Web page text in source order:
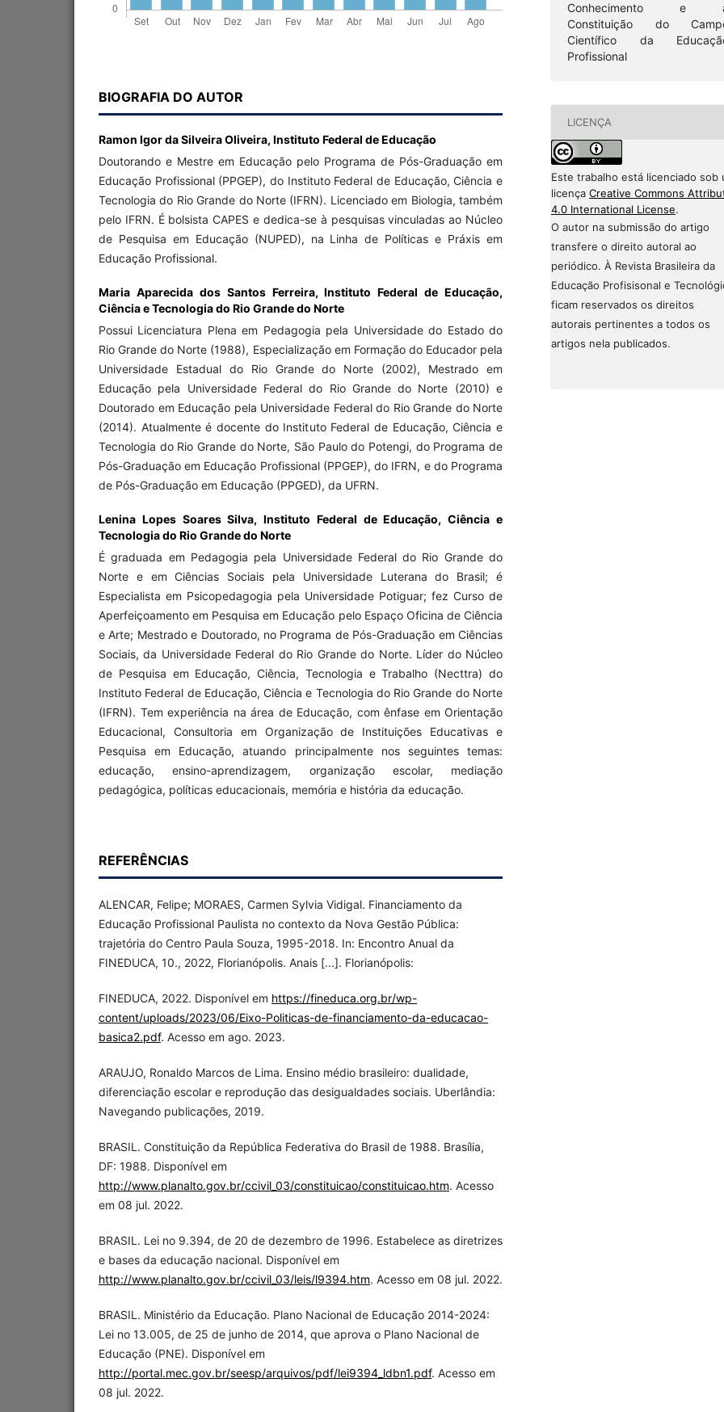
BIOGRAFIA DO AUTOR
Ramon Igor da Silveira Oliveira, Instituto Federal de Educação
Doutorando e Mestre em Educação pelo Programa de Pós-Graduação em
Educação Profissional (PPGEP), do Instituto Federal de Educação, Ciência e
Tecnologia do Rio Grande do Norte (IFRN). Licenciado em Biologia, também
pelo IFRN. É bolsista CAPES e dedica-se à pesquisas vinculadas ao Núcleo
de Pesquisa em Educação (NUPED), na Linha de Políticas e Práxis em
Educação Profissional.
Maria Aparecida dos Santos Ferreira,Instituto Federal de Educação,
Ciência e Tecnologia do Rio Grande do Norte
Possui Licenciatura Plena em Pedagogia pela Universidade do Estado do
Rio Grande do Norte (1988), Especialização em Formação do Educador pela
Universidade Estadual do Rio Grande do Norte (2002), Mestrado em
Educação pela Universidade Federal do Rio Grande do Norte (2010) e
Doutorado em Educação pela Universidade Federal do Rio Grande do Norte
(2014). Atualmente é docente do Instituto Federal de Educação, Ciência e
Tecnologia do Rio Grande do Norte, São Paulo do Potengi, do Programa de
Pós-Graduação em Educação Profissional (PPGEP), do IFRN, e do Programa
de Pós-Graduação em Educação (PPGED), da UFRN.
Lenina Lopes Soares Silva,Instituto Federal de Educação, Ciência e
Tecnologia do Rio Grande do Norte
É graduada em Pedagogia pela Universidade Federal do Rio Grande do
Norte e em Ciências Sociais pela Universidade Luterana do Brasil; é
Especialista em Psicopedagogia pela Universidade Potiguar; fez Curso de
Aperfeiçoamento em Pesquisa em Educação pelo Espaço Oficina de Ciência
e Arte; Mestrado e Doutorado, no Programa de Pós-Graduação em Ciências
Sociais, da Universidade Federal do Rio Grande do Norte. Líder do Núcleo
de Pesquisa em Educação, Ciência, Tecnologia e Trabalho (Necttra) do
Instituto Federal de Educação, Ciência e Tecnologia do Rio Grande do Norte
(IFRN). Tem experiência na área de Educação, com ênfase em Orientação
Educacional, Consultoria em Organização de Instituições Educativas e
Pesquisa em Educação, atuando principalmente nos seguintes temas:
educação, ensino-aprendizagem, organização escolar, mediação
pedagógica, políticas educacionais, memória e história da educação.
REFERÊNCIAS
ALENCAR, Felipe; MORAES, Carmen Sylvia Vidigal. Financiamento da
Educação Profissional Paulista no contexto da Nova Gestão Pública:
trajetória do Centro Paula Souza, 1995-2018. In: Encontro Anual da
FINEDUCA, 10., 2022, Florianópolis. Anais [...]. Florianópolis:
FINEDUCA, 2022. Disponível em https://fineduca.org.br/wp-
content/uploads/2023/06/Eixo-Politicas-de-financiamento-da-educacao-
basica2.pdf. Acesso em ago. 2023.
ARAUJO, Ronaldo Marcos de Lima. Ensino médio brasileiro: dualidade,
diferenciação escolar e reprodução das desigualdades sociais. Uberlândia:
Navegando publicações, 2019.
BRASIL. Constituição da República Federativa do Brasil de 1988. Brasília,
DF: 1988. Disponível em
http://www.planalto.gov.br/ccivil_03/constituicao/constituicao.htm. Acesso
em 08 jul. 2022.
BRASIL. Lei no 9.394, de 20 de dezembro de 1996. Estabelece as diretrizes
e bases da educação nacional. Disponível em
http://www.planalto.gov.br/ccivil_03/leis/l9394.htm. Acesso em 08 jul. 2022.
BRASIL. Ministério da Educação. Plano Nacional de Educação 2014-2024:
Lei no 13.005, de 25 de junho de 2014, que aprova o Plano Nacional de
Educação (PNE). Disponível em
http://portal.mec.gov.br/seesp/arquivos/pdf/lei9394_ldbn1.pdf. Acesso em
08 jul. 2022.
Conhecimento e
Constituição do
Científico da
Profissional
LICENÇA
Este trabalho está licenciado sob
licença Creative Commons
4.0 International License.
O autor na submissão do artigo
transfere o direito autoral ao
periódico. À Revista Brasileira da
Educação Profisisonal e
ficam reservados os direitos
autorais pertinentes a todos os
artigos nela publicados.